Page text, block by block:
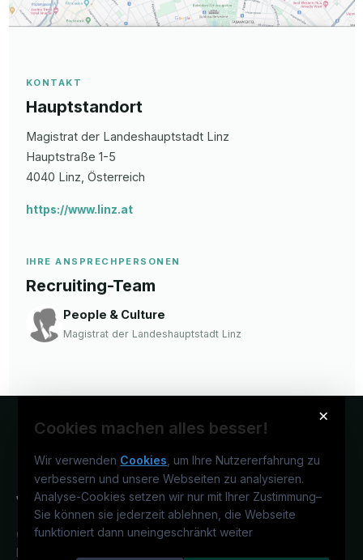
KONTAKT
Hauptstandort
Magistrat der Landeshauptstadt Linz
Hauptstraße 1-5
4040 Linz , Österreich
https://www.linz.at
IHRE ANSPRECHPERSONEN
Recruiting-Team
People & Culture
Magistrat der Landeshauptstadt Linz
×
Cookies machen alles besser!
Wir verwenden Cookies , um Ihre Nutzererfahrung zu
verbessern und unsere Webseiten zu analysieren.
Analyse-Cookies setzen wir nur mit Ihrer Zustimmung–
Sie können sie jederzeit ablehnen, die Webseite
funktioniert dann uneingeschränkt weiter
Österreichs juristisches Karriereportal.
Ein Service der candidatis GmbH.